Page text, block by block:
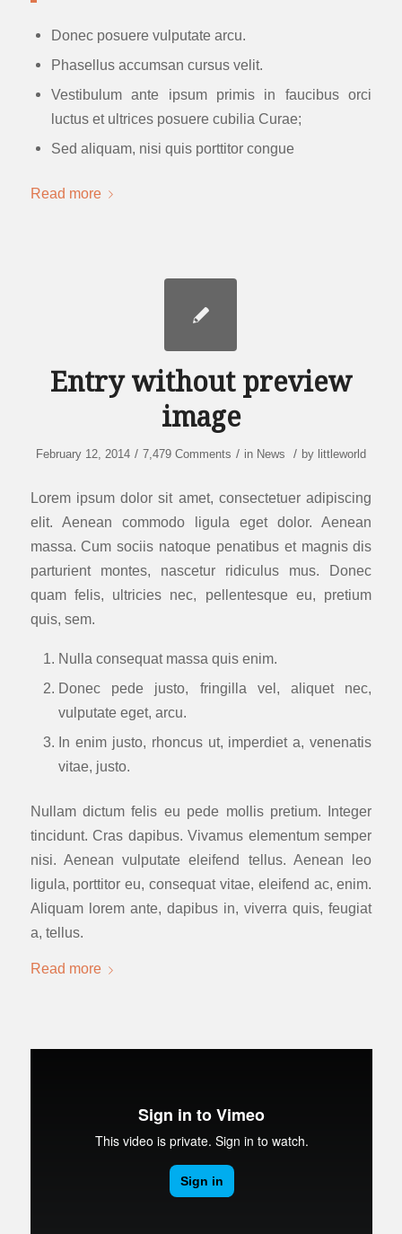
Donec posuere vulputate arcu.
Phasellus accumsan cursus velit.
Vestibulum ante ipsum primis in faucibus orci
luctus et ultrices posuere cubilia Curae;
Sed aliquam, nisi quis porttitor congue
Read more
Entry without preview
image
February 12, 2014 / 7,479 Comments / in News / by littleworld
Lorem ipsum dolor sit amet, consectetuer adipiscing
elit. Aenean commodo ligula eget dolor. Aenean
massa. Cum sociis natoque penatibus et magnis dis
parturient montes, nascetur ridiculus mus. Donec
quam felis, ultricies nec, pellentesque eu, pretium
quis, sem.
Nulla consequat massa quis enim.
Donec pede justo, fringilla vel, aliquet nec,
vulputate eget, arcu.
In enim justo, rhoncus ut, imperdiet a, venenatis
vitae, justo.
Nullam dictum felis eu pede mollis pretium. Integer
tincidunt. Cras dapibus. Vivamus elementum semper
nisi. Aenean vulputate eleifend tellus. Aenean leo
ligula, porttitor eu, consequat vitae, eleifend ac, enim.
Aliquam lorem ante, dapibus in, viverra quis, feugiat
a, tellus.
Read more